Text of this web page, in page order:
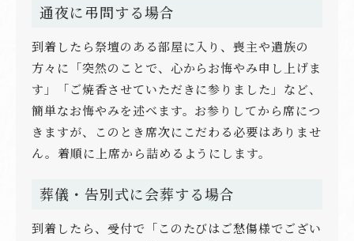
通夜に弔問する場合
到着したら祭壇のある部屋に入り、喪主や遺族の
方々に「突然のことで、心からお悔やみ申し上げま
す」「ご焼香させていただきに参りました」など、
簡単なお悔やみを述べます。お参りしてから席につ
きますが、このとき席次にこだわる必要はありませ
ん。着順に上席から詰めるようにします。
葬儀・告別式に会葬する場合
到着したら、受付で「このたびはご愁傷様でござい